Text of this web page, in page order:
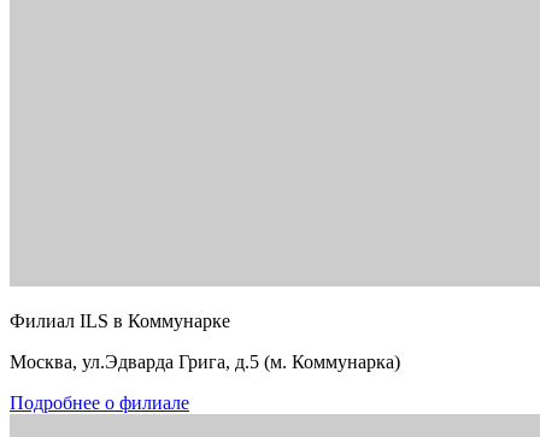
Филиал ILS в Коммунарке
Москва, ул.Эдварда Грига, д.5 (м. Коммунарка)
Подробнее о филиале